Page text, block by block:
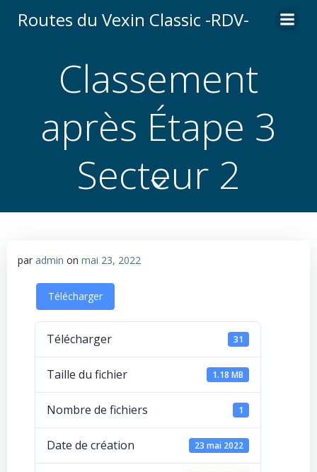
au
Routes du Vexin Classic -RDV-
Classement
après Étape 3
Secteur 2
par admin on mai 23, 2022
Télécharger
Télécharger 31
Taille du fichier 1.18 MB
Nombre de fichiers 1
Date de création 23 mai 2022